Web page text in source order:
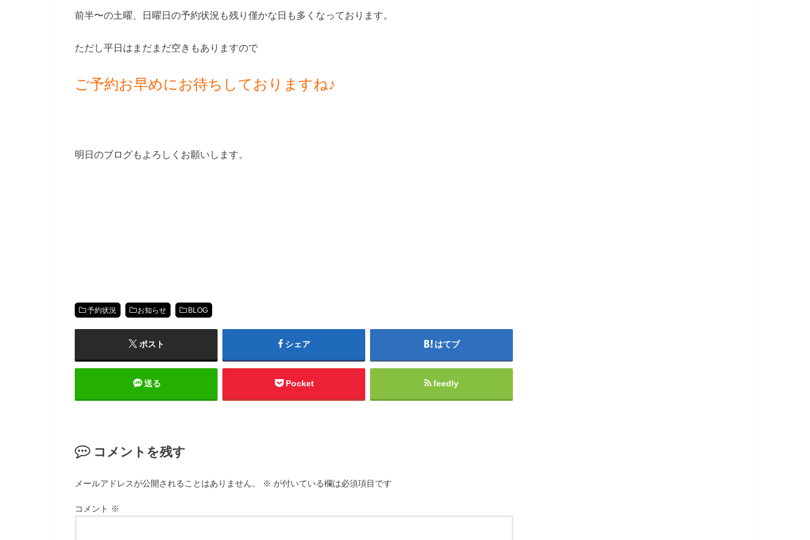
前半〜の土曜、日曜日の予約状況も残り僅かな日も多くなっております。
ただし平日はまだまだ空きもありますので
ご予約お早めにお待ちしておりますね♪
明日のブログもよろしくお願いします。
予約状況 お知らせ BLOG
ポスト シェア はてブ
送る Pocket feedly
コメントを残す
メールアドレスが公開されることはありません。 ※ が付いている欄は必須項目です
コメント ※